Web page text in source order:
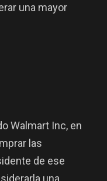
una mayor
Walmart Inc, en
las
de ese
una